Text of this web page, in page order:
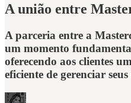
A união entre
A parceria entre a
um momento
oferecendo aos clientes
eficiente de gerenciar